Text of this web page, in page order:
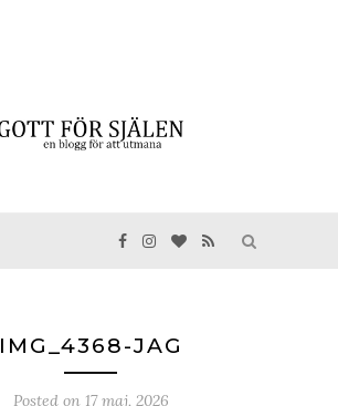
IMG_4368-JAG
Posted on 17 maj, 2026